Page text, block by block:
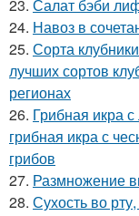
23. Салат бэби
24. Навоз в
25. Сорта
лучших сортов
регионах
26. Грибная икра
грибная икра с
грибов
27. Размножение
28. Сухость во